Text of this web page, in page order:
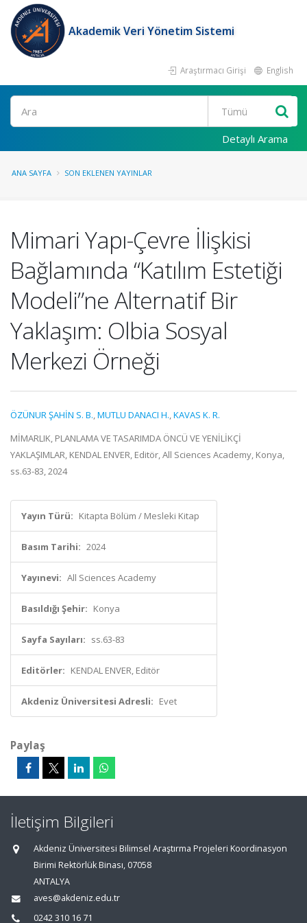
Akademik Veri Yönetim Sistemi
Araştırmacı Girişi English
Ara
Detaylı Arama
ANA SAYFA SON EKLENEN YAYINLAR
Mimari Yapı-Çevre İlişkisi
Bağlamında “Katılım Estetiği
Modeli”ne Alternatif Bir
Yaklaşım: Olbia Sosyal
Merkezi Örneği
ÖZÜNUR ŞAHİN S. B.,MUTLU DANACI H.,KAVAS K. R.
MİMARLIK, PLANLAMA VE TASARIMDA ÖNCÜ VE YENİLİKÇİ
YAKLAŞIMLAR, KENDAL ENVER, Editör, All Sciences Academy, Konya,
ss.63-83, 2024
Yayın Türü: Kitapta Bölüm / Mesleki Kitap
Basım Tarihi: 2024
Yayınevi: All Sciences Academy
Basıldığı Şehir: Konya
Sayfa Sayıları: ss.63-83
Editörler: KENDAL ENVER, Editör
Akdeniz Üniversitesi Adresli: Evet
Paylaş
İletişim Bilgileri
Akdeniz Üniversitesi Bilimsel Araştırma Projeleri Koordinasyon
Birimi Rektörlük Binası, 07058
ANTALYA
aves@akdeniz.edu.tr
0242 310 16 71